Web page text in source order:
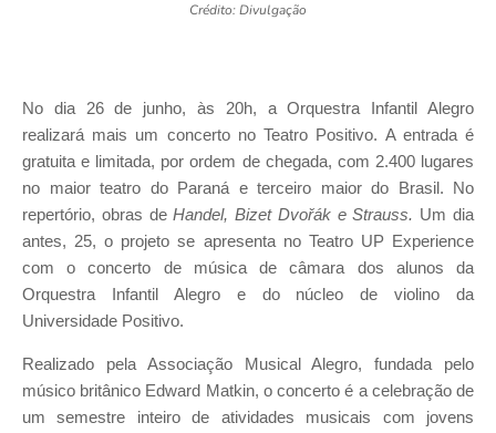
Crédito: Divulgação
No dia 26 de junho, às 20h, a Orquestra Infantil Alegro
realizará mais um concerto no Teatro Positivo. A entrada é
gratuita e limitada, por ordem de chegada, com 2.400 lugares
no maior teatro do Paraná e terceiro maior do Brasil. No
repertório, obras deHandel, Bizet Dvořák e Strauss. Um dia
antes, 25, o projeto se apresenta no Teatro UP Experience
com o concerto de música de câmara dos alunos da
Orquestra Infantil Alegro e do núcleo de violino da
Universidade Positivo.
Realizado pela Associação Musical Alegro, fundada pelo
músico britânico Edward Matkin, o concerto é a celebração de
um semestre inteiro de atividades musicais com jovens